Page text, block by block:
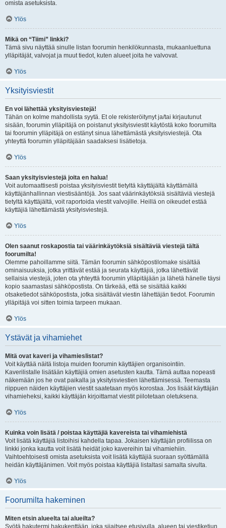
omista asetuksista.
Ylös
Mikä on “Tiimi” linkki?
Tämä sivu näyttää sinulle listan foorumin henkilökunnasta, mukaanluettuna
ylläpitäjät, valvojat ja muut tiedot, kuten alueet joita he valvovat.
Ylös
Yksityisviestit
En voi lähettää yksityisviestejä!
Tähän on kolme mahdollista syytä. Et ole rekisteröitynyt ja/tai kirjautunut
sisään, foorumin ylläpitäjä on poistanut yksityisviestit käytöstä koko foorumilta
tai foorumin ylläpitäjä on estänyt sinua lähettämästä yksityisviestejä. Ota
yhteyttä foorumin ylläpitäjään saadaksesi lisätietoja.
Ylös
Saan yksityisviestejä joita en halua!
Voit automaattisesti poistaa yksityisviestit tietyltä käyttäjältä käyttämällä
käyttäjänhallinnan viestisääntöjä. Jos saat väärinkäytöksiä sisältäviä viestejä
tietyltä käyttäjältä, voit raportoida viestit valvojille. Heillä on oikeudet estää
käyttäjiä lähettämästä yksityisviestejä.
Ylös
Olen saanut roskapostia tai väärinkäytöksiä sisältäviä viestejä tältä
foorumilta!
Olemme pahoillamme siitä. Tämän foorumin sähköpostilomake sisältää
ominaisuuksia, jotka yrittävät estää ja seurata käyttäjiä, jotka lähettävät
sellaisia viestejä, joten ota yhteyttä foorumin ylläpitäjään ja lähetä hänelle täysi
kopio saamastasi sähköpostista. On tärkeää, että se sisältää kaikki
otsaketiedot sähköpostista, jotka sisältävät viestin lähettäjän tiedot. Foorumin
ylläpitäjä voi sitten toimia tarpeen mukaan.
Ylös
Ystävät ja vihamiehet
Mitä ovat kaveri ja vihamieslistat?
Voit käyttää näitä listoja muiden foorumin käyttäjien organisointiin.
Kaverilistalle lisätään käyttäjiä omien asetusten kautta. Tämä auttaa nopeasti
näkemään jos he ovat paikalla ja yksityisviestien lähettämisessä. Teemasta
riippuen näiden käyttäjien viestit saatetaan myös korostaa. Jos lisäät käyttäjän
vihamieheksi, kaikki käyttäjän kirjoittamat viestit piilotetaan oletuksena.
Ylös
Kuinka voin lisätä / poistaa käyttäjiä kavereista tai vihamiehistä
Voit lisätä käyttäjiä listoihisi kahdella tapaa. Jokaisen käyttäjän profiilissa on
linkki jonka kautta voit lisätä heidät joko kavereihin tai vihamiehiin.
Vaihtoehtoisesti omista asetuksista voit lisätä käyttäjiä suoraan syöttämällä
heidän käyttäjänimen. Voit myös poistaa käyttäjiä listaltasi samalta sivulta.
Ylös
Foorumilta hakeminen
Miten etsin alueelta tai alueilta?
Syötä hakutermi hakukenttään, joka sijaitsee etusivulla, alueen tai viestiketjun